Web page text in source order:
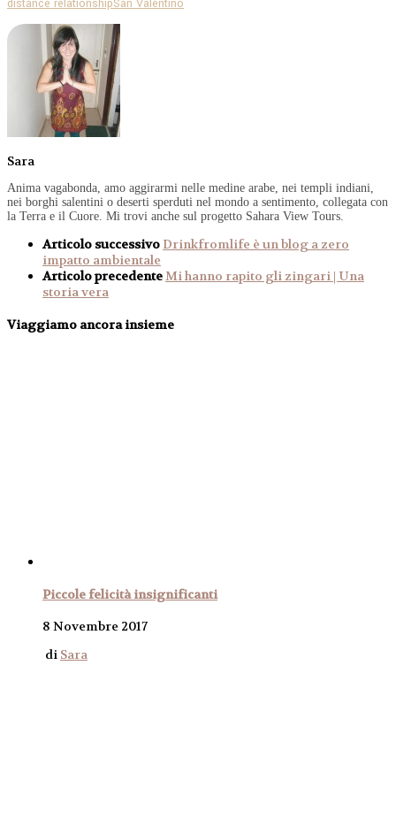
distance relationshipSan Valentino
Sara
Anima vagabonda, amo aggirarmi nelle medine arabe, nei templi indiani,
nei borghi salentini o deserti sperduti nel mondo a sentimento, collegata con
la Terra e il Cuore. Mi trovi anche sul progetto Sahara View Tours.
Articolo successivo Drinkfromlife è un blog a zero
impatto ambientale
Articolo precedenteMi hanno rapito gli zingari | Una
storia vera
Viaggiamo ancora insieme
Piccole felicità insignificanti
8 Novembre 2017
di Sara